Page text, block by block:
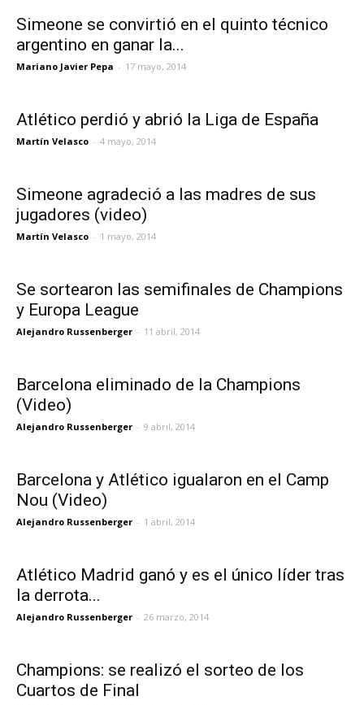
Simeone se convirtió en el quinto técnico
argentino en ganar la...
Mariano Javier Pepa - 17 mayo, 2014
Atlético perdió y abrió la Liga de España
Martín Velasco - 4 mayo, 2014
Simeone agradeció a las madres de sus
jugadores (video)
Martín Velasco - 1 mayo, 2014
Se sortearon las semifinales de Champions
y Europa League
Alejandro Russenberger - 11 abril, 2014
Barcelona eliminado de la Champions
(Video)
Alejandro Russenberger - 9 abril, 2014
Barcelona y Atlético igualaron en el Camp
Nou (Video)
Alejandro Russenberger - 1 abril, 2014
Atlético Madrid ganó y es el único líder tras
la derrota...
Alejandro Russenberger - 26 marzo, 2014
Champions: se realizó el sorteo de los
Cuartos de Final